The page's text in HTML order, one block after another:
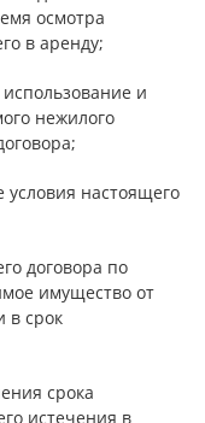
осмотра
в аренду;
и
нежилого
настоящего
договора по
имущество от
в срок
срока
истечения в